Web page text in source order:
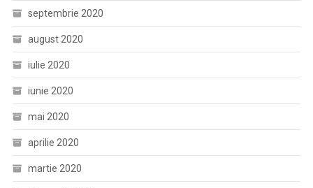
septembrie 2020
august 2020
iulie 2020
iunie 2020
mai 2020
aprilie 2020
martie 2020